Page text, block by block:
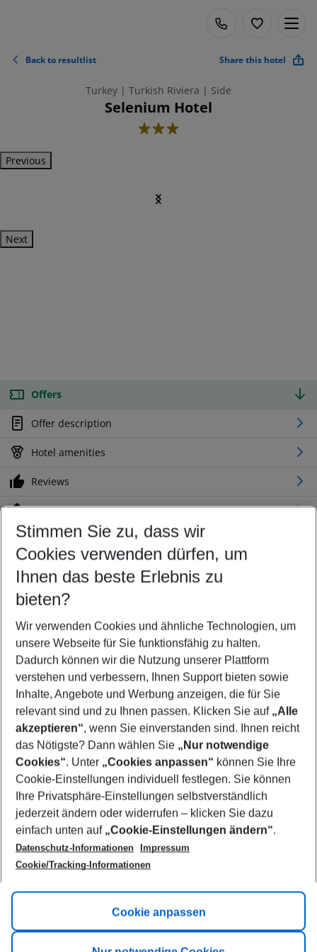
Back to resultlist Share this hotel
Turkey | Turkish Riviera | Side
Selenium Hotel
3
Previous
Next
Offers
Offer description
Hotel amenities
Reviews
Location
Customize your offer
Find the perfect deal which suits your best
Your departure airport
Any airport
Select your date range
11/08/26–09/08/27 5-8 nights
Who will travel
2 adults No children
Show more filter
Footer
Footer navigation
Title A
Link A
Stimmen Sie zu, dass wir
Cookies verwenden dürfen, um
Ihnen das beste Erlebnis zu
bieten?
Wir verwenden Cookies und ähnliche Technologien, um
unsere Webseite für Sie funktionsfähig zu halten.
Dadurch können wir die Nutzung unserer Plattform
verstehen und verbessern, Ihnen Support bieten sowie
Inhalte, Angebote und Werbung anzeigen, die für Sie
relevant sind und zu Ihnen passen. Klicken Sie auf „Alle
akzeptieren“, wenn Sie einverstanden sind. Ihnen reicht
das Nötigste? Dann wählen Sie „Nur notwendige
Cookies“. Unter „Cookies anpassen“ können Sie Ihre
Cookie-Einstellungen individuell festlegen. Sie können
Ihre Privatsphäre-Einstellungen selbstverständlich
jederzeit ändern oder widerrufen – klicken Sie dazu
einfach unten auf „Cookie-Einstellungen ändern“.
Datenschutz-Informationen
Impressum
Cookie/Tracking-Informationen
Cookie anpassen